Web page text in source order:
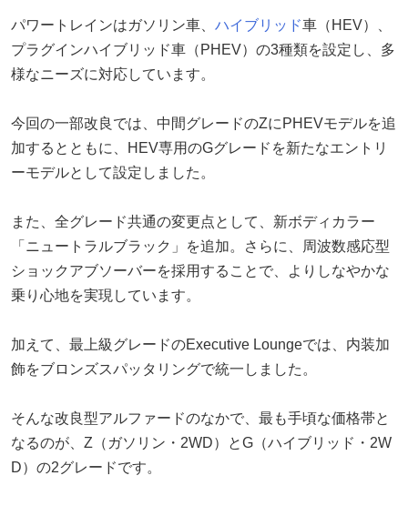
パワートレインはガソリン車、 ハイブリッド車（HEV）、
プラグインハイブリッド車（PHEV）の3種類を設定し、多
様なニーズに対応しています。
今回の一部改良では、中間グレードのZにPHEVモデルを追
加するとともに、HEV専用のGグレードを新たなエントリ
ーモデルとして設定しました。
また、全グレード共通の変更点として、新ボディカラー
「ニュートラルブラック」を追加。さらに、周波数感応型
ショックアブソーバーを採用することで、よりしなやかな
乗り心地を実現しています。
加えて、最上級グレードのExecutive Loungeでは、内装加
飾をブロンズスパッタリングで統一しました。
そんな改良型アルファードのなかで、最も手頃な価格帯と
なるのが、Z（ガソリン・2WD）とG（ハイブリッド・2W
D）の2グレードです。